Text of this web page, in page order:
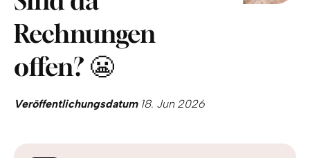
Rechnungen
offen? 😬
Veröffentlichungsdatum18. Jun 2026